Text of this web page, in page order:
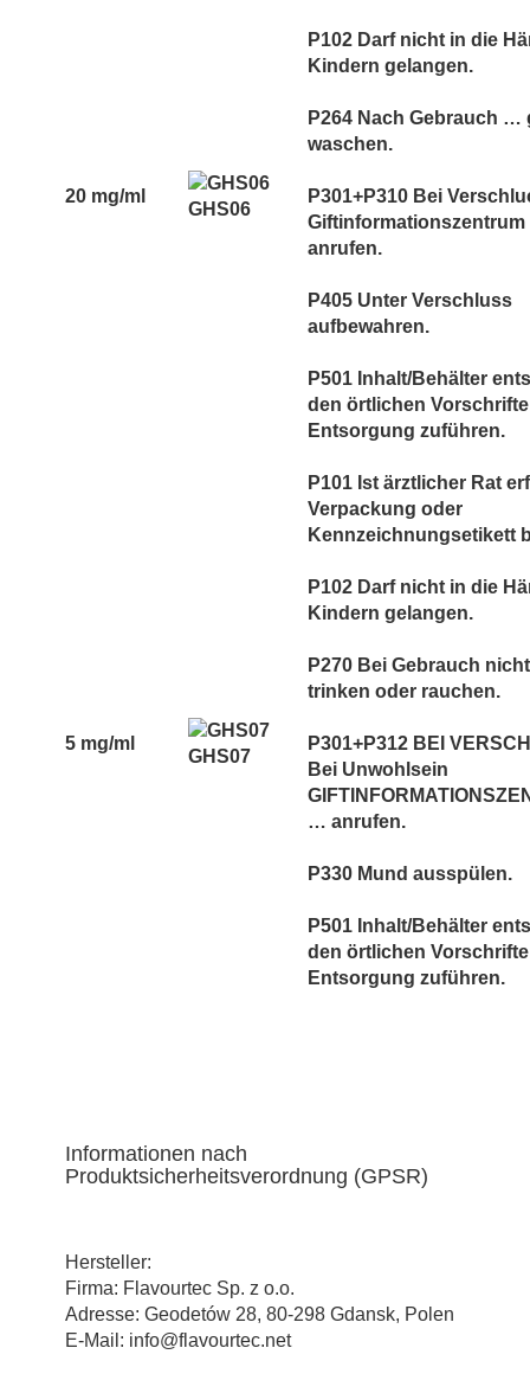
20 mg/ml
GHS06
P102 Darf nicht in die
Kindern gelangen.
P264 Nach Gebrauch …
waschen.
P301+P310 Bei
Giftinformationszentrum
anrufen.
P405 Unter Verschluss
aufbewahren.
P501 Inhalt/Behälter
den örtlichen
Entsorgung zuführen.
5 mg/ml
GHS07
P101 Ist ärztlicher Rat
Verpackung oder
Kennzeichnungsetikett
P102 Darf nicht in die
Kindern gelangen.
P270 Bei Gebrauch
trinken oder rauchen.
P301+P312 BEI
Bei Unwohlsein
… anrufen.
P330 Mund ausspülen.
P501 Inhalt/Behälter
den örtlichen
Entsorgung zuführen.
Informationen nach
Produktsicherheitsverordnung (GPSR)
Hersteller:
Firma: Flavourtec Sp. z o.o.
Adresse: Geodetów 28, 80-298 Gdansk, Polen
E-Mail: info@flavourtec.net